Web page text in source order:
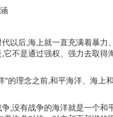
以后,海上就一直充满着暴
它不是通过强权、强力去取
"的理念之前,和平海洋、海上
,没有战争的海洋就是一个